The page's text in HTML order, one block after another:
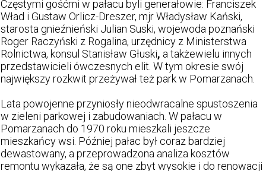
Częstymi gośćmi w pałacu byli generałowie: Franciszek
Wład i Gustaw Orlicz-Dreszer, mjr Władysław Kański,
starosta gnieźnieński Julian Suski, wojewoda poznański
Roger Raczyński z Rogalina, urzędnicy z Ministerstwa
Rolnictwa, konsul Stanisław Głuski, a takżewielu innych
przedstawicieli ówczesnych elit. W tym okresie swój
największy rozkwit przeżywał też park w Pomarzanach.
Lata powojenne przyniosły nieodwracalne spustoszenia
w zieleni parkowej i zabudowaniach. W pałacu w
Pomarzanach do 1970 roku mieszkali jeszcze
mieszkańcy wsi. Później pałac był coraz bardziej
dewastowany, a przeprowadzona analiza kosztów
remontu wykazała, że są one zbyt wysokie i do renowacji